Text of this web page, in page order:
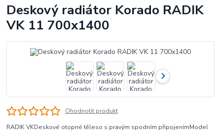
Deskový radiátor Korado RADIK
VK 11 700x1400
Ohodnotit produkt
RADIK VKDeskové otopné těleso s pravým spodním připojenímModel